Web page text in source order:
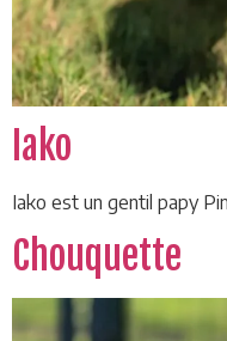
Iako
Iako est un gentil papy
Chouquette